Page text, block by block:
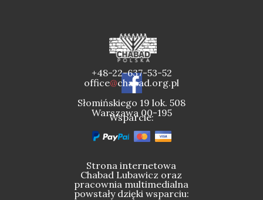
Wsparcie:
Strona internetowa
Chabad Lubawicz oraz
pracownia multimedialna
powstały dzięki wsparciu:
+48-22-637-53-52
office@chabad.org.pl
Słomińskiego 19 lok. 508
Warszawa 00-195